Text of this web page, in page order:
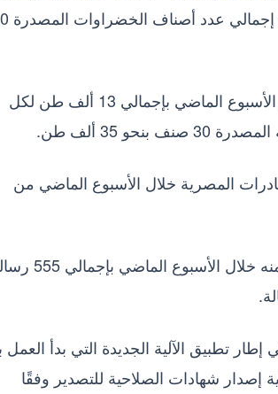
6 آلاف طن، ثم خضراوات
في حين تصدر العنب الطازج والفراولة قائمة الفواكه المصدرة خلال الأسبوع الماضي بإجمالي 13 ألف طن لكل
المصرية خلال الأسبوع الماضي من
واحتل ميناء سفاجا المركز الأول في عدد الرسائل الغذائية
للتصدير، وذلك في إطار تطبيق الآلية الجديدة التي بدأ العمل
مسؤولية إصدار شهادات الصلاحية للتصدير وفقًا